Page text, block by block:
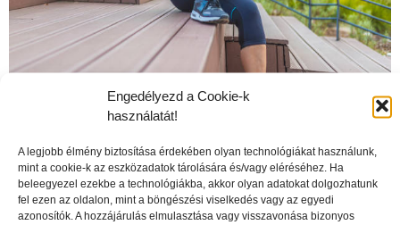
Engedélyezd a Cookie-k
használatát!
A legjobb élmény biztosítása érdekében olyan technológiákat használunk,
mint a cookie-k az eszközadatok tárolására és/vagy eléréséhez. Ha
beleegyezel ezekbe a technológiákba, akkor olyan adatokat dolgozhatunk
fel ezen az oldalon, mint a böngészési viselkedés vagy az egyedi
azonosítók. A hozzájárulás elmulasztása vagy visszavonása bizonyos